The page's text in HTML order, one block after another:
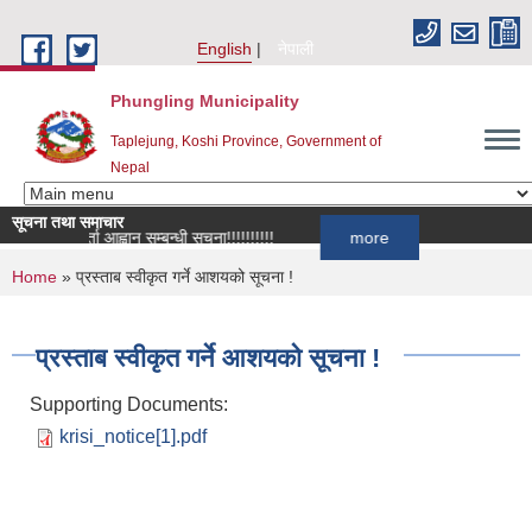
English
नेपाली
Phungling Municipality
Taplejung, Koshi Province, Government of
Nepal
सूचना तथा समाचार
दर्ता आह्वान सम्बन्धी सूचना!!!!!!!!!!
You are here
Home » प्रस्ताब स्वीकृत गर्ने आशयको सूचना !
प्रस्ताब स्वीकृत गर्ने आशयको सूचना !
Supporting Documents:
krisi_notice[1].pdf